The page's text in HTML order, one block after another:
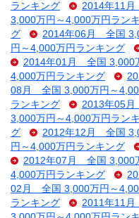
ランキング
2014年11
3,000万円～4,000万円ラン
グ
2014年06月 全国
円～4,000万円ランキング
2014年01月 全国 3,000
4,000万円ランキング
08月 全国 3,000万円～
ランキング
2013年05
3,000万円～4,000万円ラン
グ
2012年12月 全国
円～4,000万円ランキング
2012年07月 全国 3,000
4,000万円ランキング
02月 全国 3,000万円～
ランキング
2011年11